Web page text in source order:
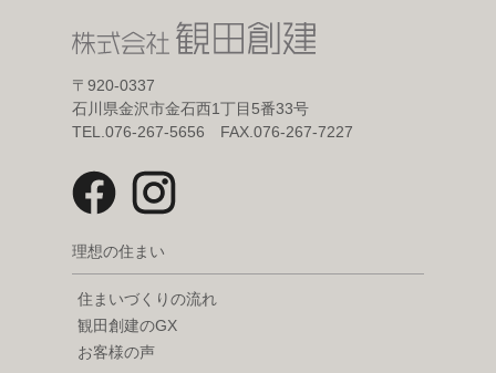
〒920-0337
石川県金沢市金石西1丁目5番33号
TEL.076-267-5656 FAX.076-267-7227
理想の住まい
住まいづくりの流れ
観田創建のGX
お客様の声